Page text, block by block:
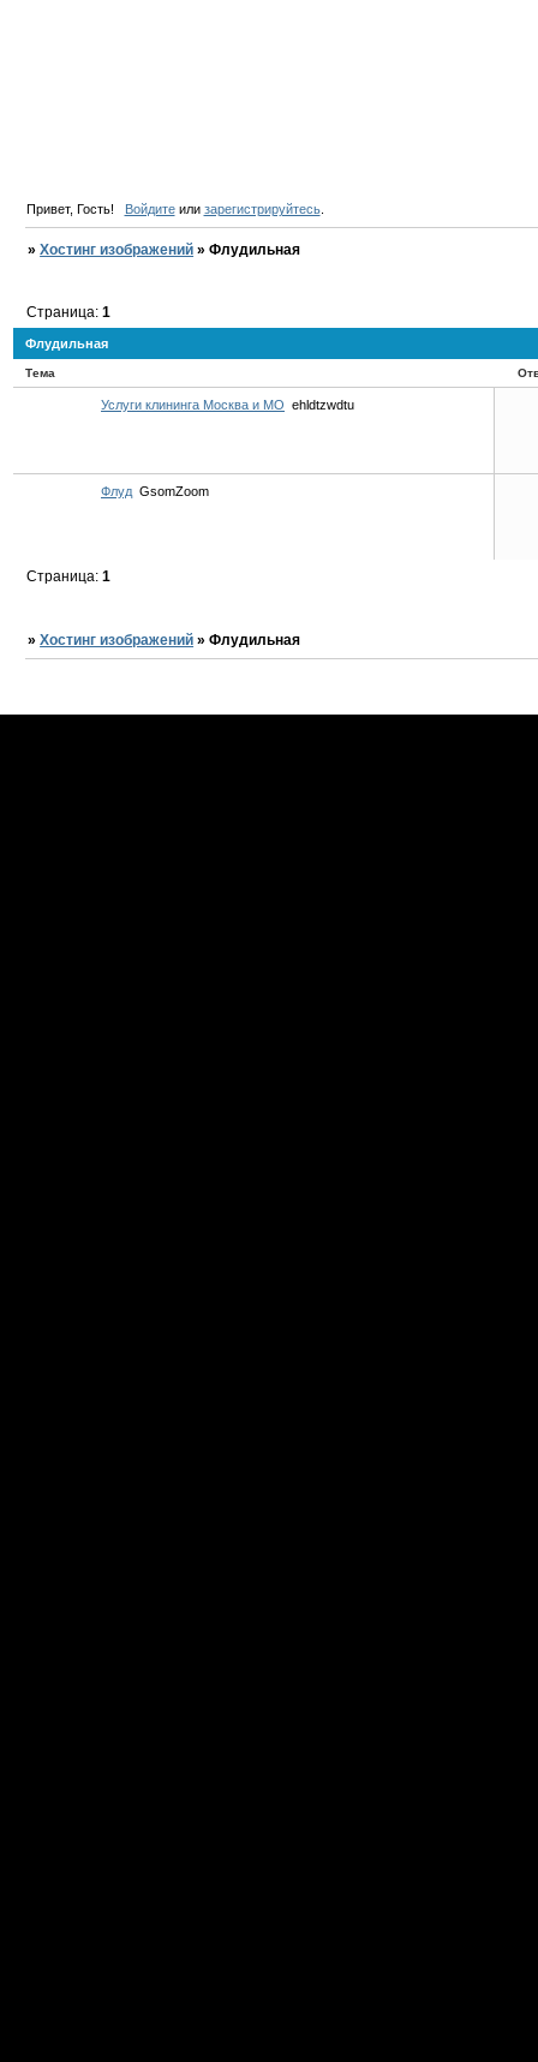
Привет, Гость! Войдитеили зарегистрируйтесь.
»Хостинг изображений »Флудильная
Флудильная
Страница:1
Тема
Услуги клининга Москва и МО ehldtzwdtu
Флуд GsomZoom
Страница:1
»Хостинг изображений »Флудильная